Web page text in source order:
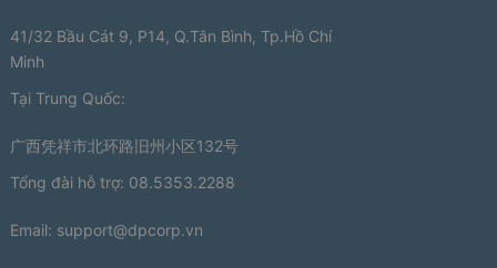
41/32 Bầu Cát 9, P14, Q.Tân Bình, Tp.Hồ Chí
Minh
Tại Trung Quốc:
广西凭祥市北环路旧州小区132号
Tổng đài hỗ trợ: 08.5353.2288
Email: support@dpcorp.vn